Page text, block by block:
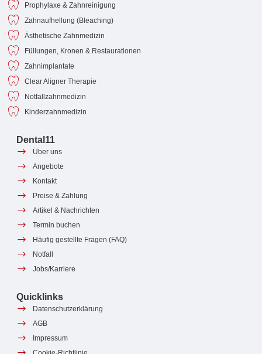
Prophylaxe & Zahnreinigung
Zahnaufhellung (Bleaching)
Ästhetische Zahnmedizin
Füllungen, Kronen & Restaurationen
Zahnimplantate
Clear Aligner Therapie
Notfallzahnmedizin
Kinderzahnmedizin
Dental11
Über uns
Angebote
Kontakt
Preise & Zahlung
Artikel & Nachrichten
Termin buchen
Häufig gestellte Fragen (FAQ)
Notfall
Jobs/Karriere
Quicklinks
Datenschutzerklärung
AGB
Impressum